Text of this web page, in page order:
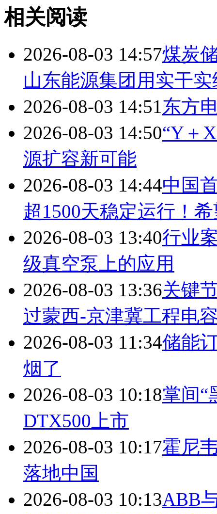
相关阅读
2026-08-03 14:57煤炭
山东能源集团用实干实
2026-08-03 14:51 东方
2026-08-03 14:50“Y＋
源扩容新可能
2026-08-03 14:44中国
超1500天稳定运行！
2026-08-03 13:40行业
级真空泵上的应用
2026-08-03 13:36关键
过蒙西-京津冀工程电
2026-08-03 11:34储能
烟了
2026-08-03 10:18掌间“
DTX500上市
2026-08-03 10:17霍尼
落地中国
2026-08-03 10:13ABB